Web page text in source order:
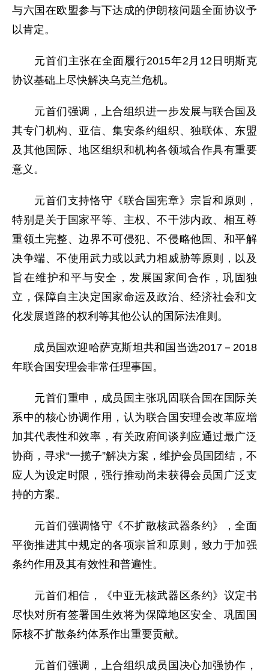
与六国在欧盟参与下达成的伊朗核问题全面协议予
以肯定。
元首们主张在全面履行2015年2月12日明斯克
协议基础上尽快解决乌克兰危机。
元首们强调，上合组织进一步发展与联合国及
其专门机构、亚信、集安条约组织、独联体、东盟
及其他国际、地区组织和机构各领域合作具有重要
意义。
元首们支持恪守《联合国宪章》宗旨和原则，
特别是关于国家平等、主权、不干涉内政、相互尊
重领土完整、边界不可侵犯、不侵略他国、和平解
决争端、不使用武力或以武力相威胁等原则，以及
旨在维护和平与安全，发展国家间合作，巩固独
立，保障自主决定国家命运及政治、经济社会和文
化发展道路的权利等其他公认的国际法准则。
成员国欢迎哈萨克斯坦共和国当选2017－2018
年联合国安理会非常任理事国。
元首们重申，成员国主张巩固联合国在国际关
系中的核心协调作用，认为联合国安理会改革应增
加其代表性和效率，有关政府间谈判应通过最广泛
协商，寻求“一揽子”解决方案，维护会员国团结，不
应人为设定时限，强行推动尚未获得会员国广泛支
持的方案。
元首们强调恪守《不扩散核武器条约》，全面
平衡推进其中规定的各项宗旨和原则，致力于加强
条约作用及其有效性和普遍性。
元首们相信，《中亚无核武器区条约》议定书
尽快对所有签署国生效将为保障地区安全、巩固国
际核不扩散条约体系作出重要贡献。
元首们强调，上合组织成员国决心加强协作，